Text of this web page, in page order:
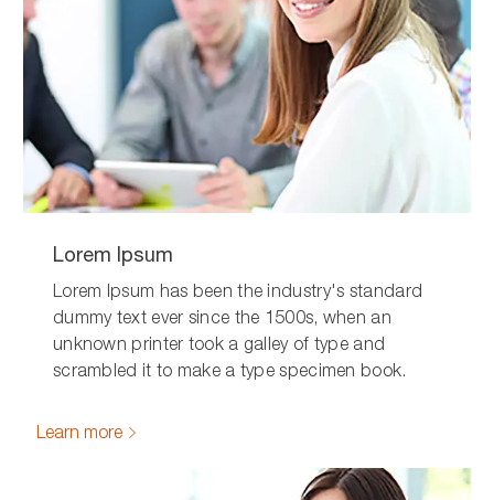
Lorem Ipsum
Lorem Ipsum has been the industry's standard
dummy text ever since the 1500s, when an
unknown printer took a galley of type and
scrambled it to make a type specimen book.
Learn more